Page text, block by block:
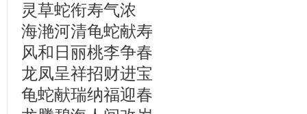
灵草蛇衔寿气浓
海滟河清龟蛇献寿
风和日丽桃李争春
龙凤呈祥招财进宝
龟蛇献瑞纳福迎春